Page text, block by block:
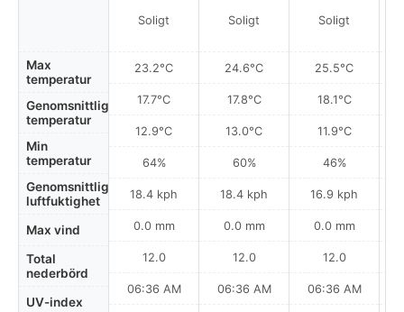
Max
temperatur
Genomsnittlig
temperatur
Min
temperatur
Genomsnittlig
luftfuktighet
Max vind
Total
nederbörd
UV-index
Soligt
23.2°C
17.7°C
12.9°C
64%
18.4 kph
0.0 mm
12.0
06:36 AM
Soligt
24.6°C
17.8°C
13.0°C
60%
18.4 kph
0.0 mm
12.0
06:36 AM
Soligt
25.5°C
18.1°C
11.9°C
46%
16.9 kph
0.0 mm
12.0
06:36 AM